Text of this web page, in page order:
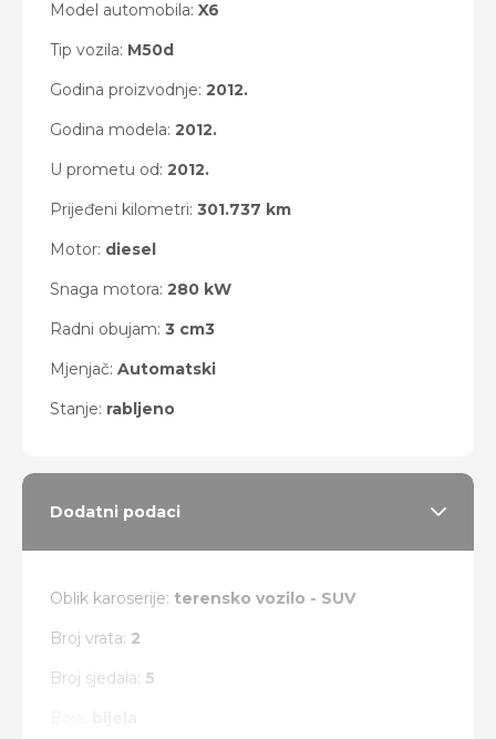
Model automobila: X6
Tip vozila: M50d
Godina proizvodnje: 2012.
Godina modela: 2012.
U prometu od: 2012.
Prijeđeni kilometri: 301.737 km
Motor: diesel
Snaga motora: 280 kW
Radni obujam: 3 cm3
Mjenjač: Automatski
Stanje: rabljeno
Dodatni podaci
Oblik karoserije: terensko vozilo - SUV
Broj vrata: 2
Broj sjedala: 5